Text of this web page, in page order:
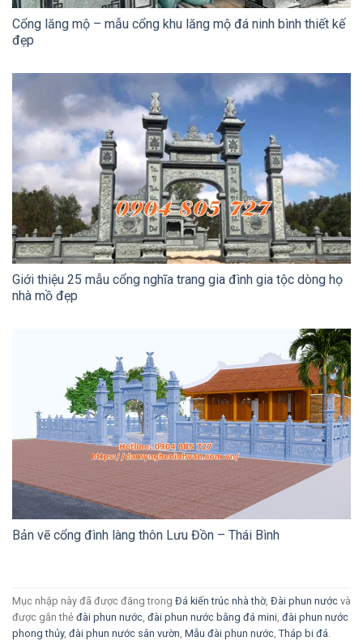
Cổng lăng mộ – mẫu cổng khu lăng mộ đá ninh bình thiết kế
đẹp
Giới thiệu 25 mẫu cổng nghĩa trang gia đình gia tộc dòng họ
nhà mồ đẹp
Bản vẽ cổng đình làng thôn Lưu Đồn – Thái Bình
Mục nhập này đã được đăng trong Đá kiến trúc nhà thờ, Đài phun nước và
được gắn thẻ đài phun nước, đài phun nước bằng đá mini, đài phun nước
phong thủy, đài phun nước sân vườn, Mẫu đài phun nước, Tháp bi đá.